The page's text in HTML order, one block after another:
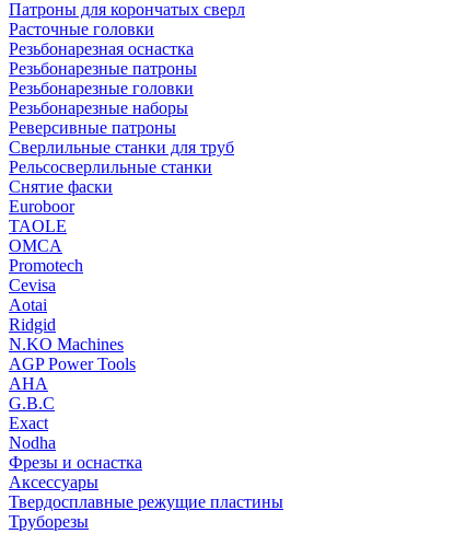
Патроны для корончатых сверл
Расточные головки
Резьбонарезная оснастка
Резьбонарезные патроны
Резьбонарезные головки
Резьбонарезные наборы
Реверсивные патроны
Сверлильные станки для труб
Рельсосверлильные станки
Снятие фаски
Euroboor
TAOLE
OMCA
Promotech
Cevisa
Aotai
Ridgid
N.KO Machines
AGP Power Tools
AHA
G.B.C
Exact
Nodha
Фрезы и оснастка
Аксессуары
Твердосплавные режущие пластины
Труборезы